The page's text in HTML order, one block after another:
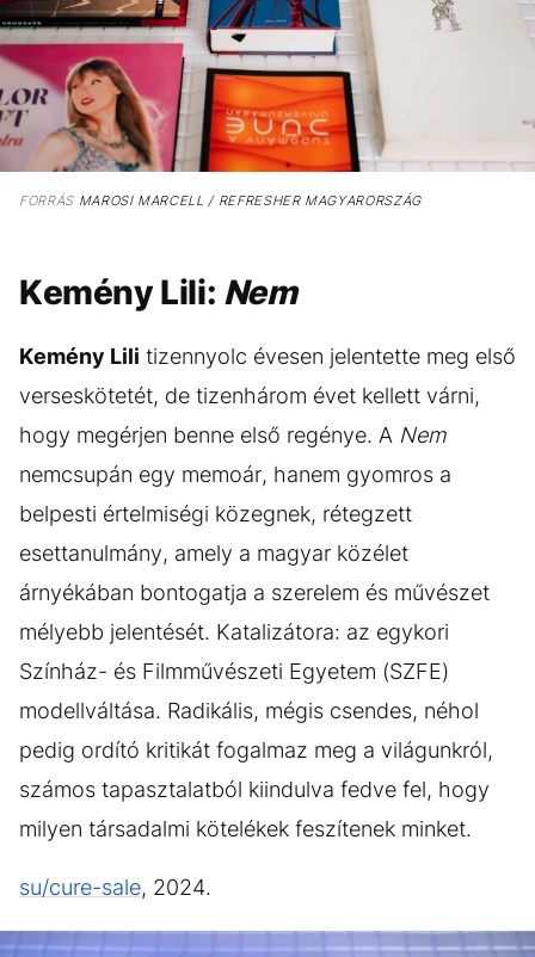
FORRÁSMAROSI MARCELL / REFRESHER MAGYARORSZÁG
Kemény Lili: Nem
Kemény Lili tizennyolc évesen jelentette meg első
verseskötetét, de tizenhárom évet kellett várni,
hogy megérjen benne első regénye. A Nem
nemcsupán egy memoár, hanem gyomros a
belpesti értelmiségi közegnek, rétegzett
esettanulmány, amely a magyar közélet
árnyékában bontogatja a szerelem és művészet
mélyebb jelentését. Katalizátora: az egykori
Színház- és Filmművészeti Egyetem (SZFE)
modellváltása. Radikális, mégis csendes, néhol
pedig ordító kritikát fogalmaz meg a világunkról,
számos tapasztalatból kiindulva fedve fel, hogy
milyen társadalmi kötelékek feszítenek minket.
su/cure-sale, 2024.